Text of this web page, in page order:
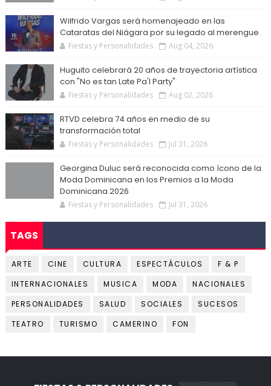
Wilfrido Vargas será homenajeado en las
Cataratas del Niágara por su legado al merengue
Fiestas y Personalidades Aug 04, 2026
Huguito celebrará 20 años de trayectoria artística
con "No es tan Late Pa'l Party"
Fiestas y Personalidades Aug 02, 2026
RTVD celebra 74 años en medio de su
transformación total
Fiestas y Personalidades Jul 31, 2026
Georgina Duluc será reconocida como ícono de la
Moda Dominicana en los Premios a la Moda
Dominicana 2026
Fiestas y Personalidades Jul 31, 2026
TAGS
ARTE CINE CULTURA ESPECTÁCULOS
F & P
INTERNACIONALES
MUSICA MODA
NACIONALES
PERSONALIDADES
SALUD SOCIALES
SUCESOS
TEATRO
TURISMO CAMERINO FON